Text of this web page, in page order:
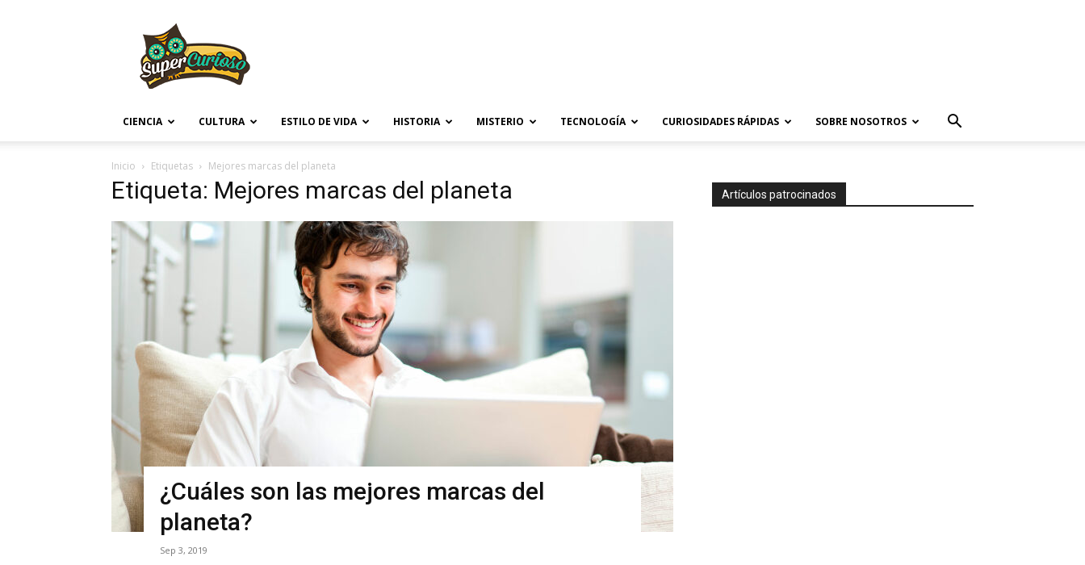
CIENCIA CULTURA ESTILO DE VIDA HISTORIA MISTERIO TECNOLOGÍA CURIOSIDADES RÁPIDAS SOBRE NOSOTROS
Inicio Etiquetas Mejores marcas del planeta
Etiqueta: Mejores marcas del planeta
¿Cuáles son las mejores marcas del
planeta?
Sep 3, 2019
Artículos patrocinados